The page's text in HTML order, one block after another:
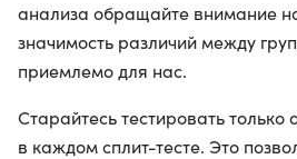
анализа обращайте внимание
значимость различий между
приемлемо для нас.
Старайтесь тестировать только
в каждом сплит-тесте. Это